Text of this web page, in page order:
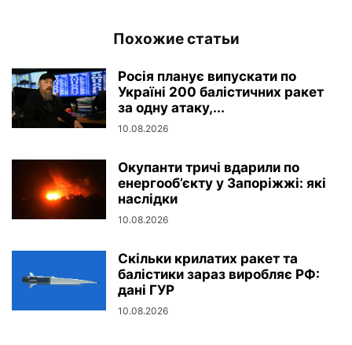
Похожие статьи
Росія планує випускати по
Україні 200 балістичних ракет
за одну атаку,...
10.08.2026
Окупанти тричі вдарили по
енергооб’єкту у Запоріжжі: які
наслідки
10.08.2026
Скільки крилатих ракет та
балістики зараз виробляє РФ:
дані ГУР
10.08.2026